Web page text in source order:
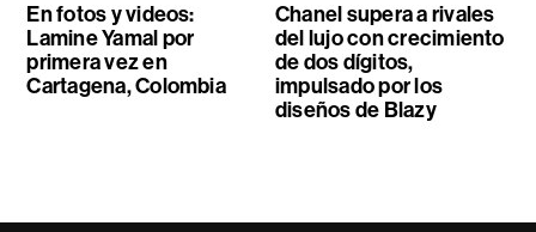
En fotos y videos:
Lamine Yamal por
primera vez en
Cartagena, Colombia
Chanel supera a rivales
del lujo con crecimiento
de dos dígitos,
impulsado por los
diseños de Blazy